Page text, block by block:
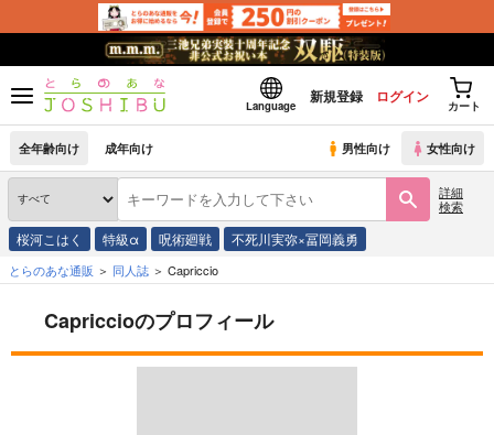
Language
新規登録 ログイン
カート
全年齢向け 成年向け 男性向け 女性向け
詳細
検索
桜河こはく 特級α 呪術廻戦 不死川実弥×冨岡義勇
とらのあな通販 同人誌 Capriccio
Capriccioのプロフィール